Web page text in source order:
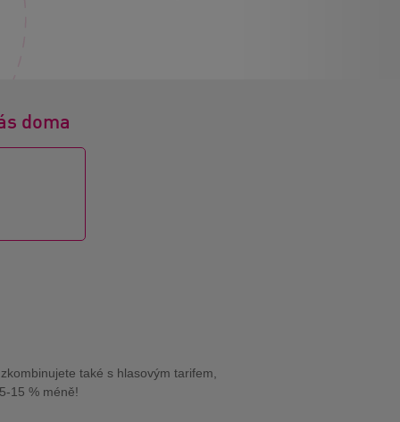
doma
také s hlasovým tarifem,
15 % méně!